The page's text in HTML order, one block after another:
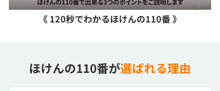
《 120秒でわかるほけんの110番 》
ほけんの110番が選ばれる理由